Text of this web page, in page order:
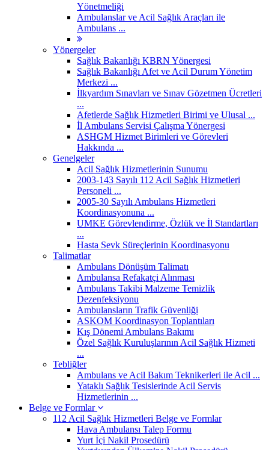
Yönetmeliği
Ambulanslar ve Acil Sağlık Araçları ile
Ambulans ...
Yönergeler
Sağlık Bakanlığı KBRN Yönergesi
Sağlık Bakanlığı Afet ve Acil Durum Yönetim
Merkezi ...
İlkyardım Sınavları ve Sınav Gözetmen Ücretleri
...
Afetlerde Sağlık Hizmetleri Birimi ve Ulusal ...
İl Ambulans Servisi Çalışma Yönergesi
ASHGM Hizmet Birimleri ve Görevleri
Hakkında ...
Genelgeler
Acil Sağlık Hizmetlerinin Sunumu
2003-143 Sayılı 112 Acil Sağlık Hizmetleri
Personeli ...
2005-30 Sayılı Ambulans Hizmetleri
Koordinasyonuna ...
UMKE Görevlendirme, Özlük ve İl Standartları
...
Hasta Sevk Süreçlerinin Koordinasyonu
Talimatlar
Ambulans Dönüşüm Talimatı
Ambulansa Refakatçi Alınması
Ambulans Takibi Malzeme Temizlik
Dezenfeksiyonu
Ambulansların Trafik Güvenliği
ASKOM Koordinasyon Toplantıları
Kış Dönemi Ambulans Bakımı
Özel Sağlık Kuruluşlarının Acil Sağlık Hizmeti
...
Tebliğler
Ambulans ve Acil Bakım Teknikerleri ile Acil ...
Yataklı Sağlık Tesislerinde Acil Servis
Hizmetlerinin ...
Belge ve Formlar
112 Acil Sağlık Hizmetleri Belge ve Formlar
Hava Ambulansı Talep Formu
Yurt İçi Nakil Prosedürü